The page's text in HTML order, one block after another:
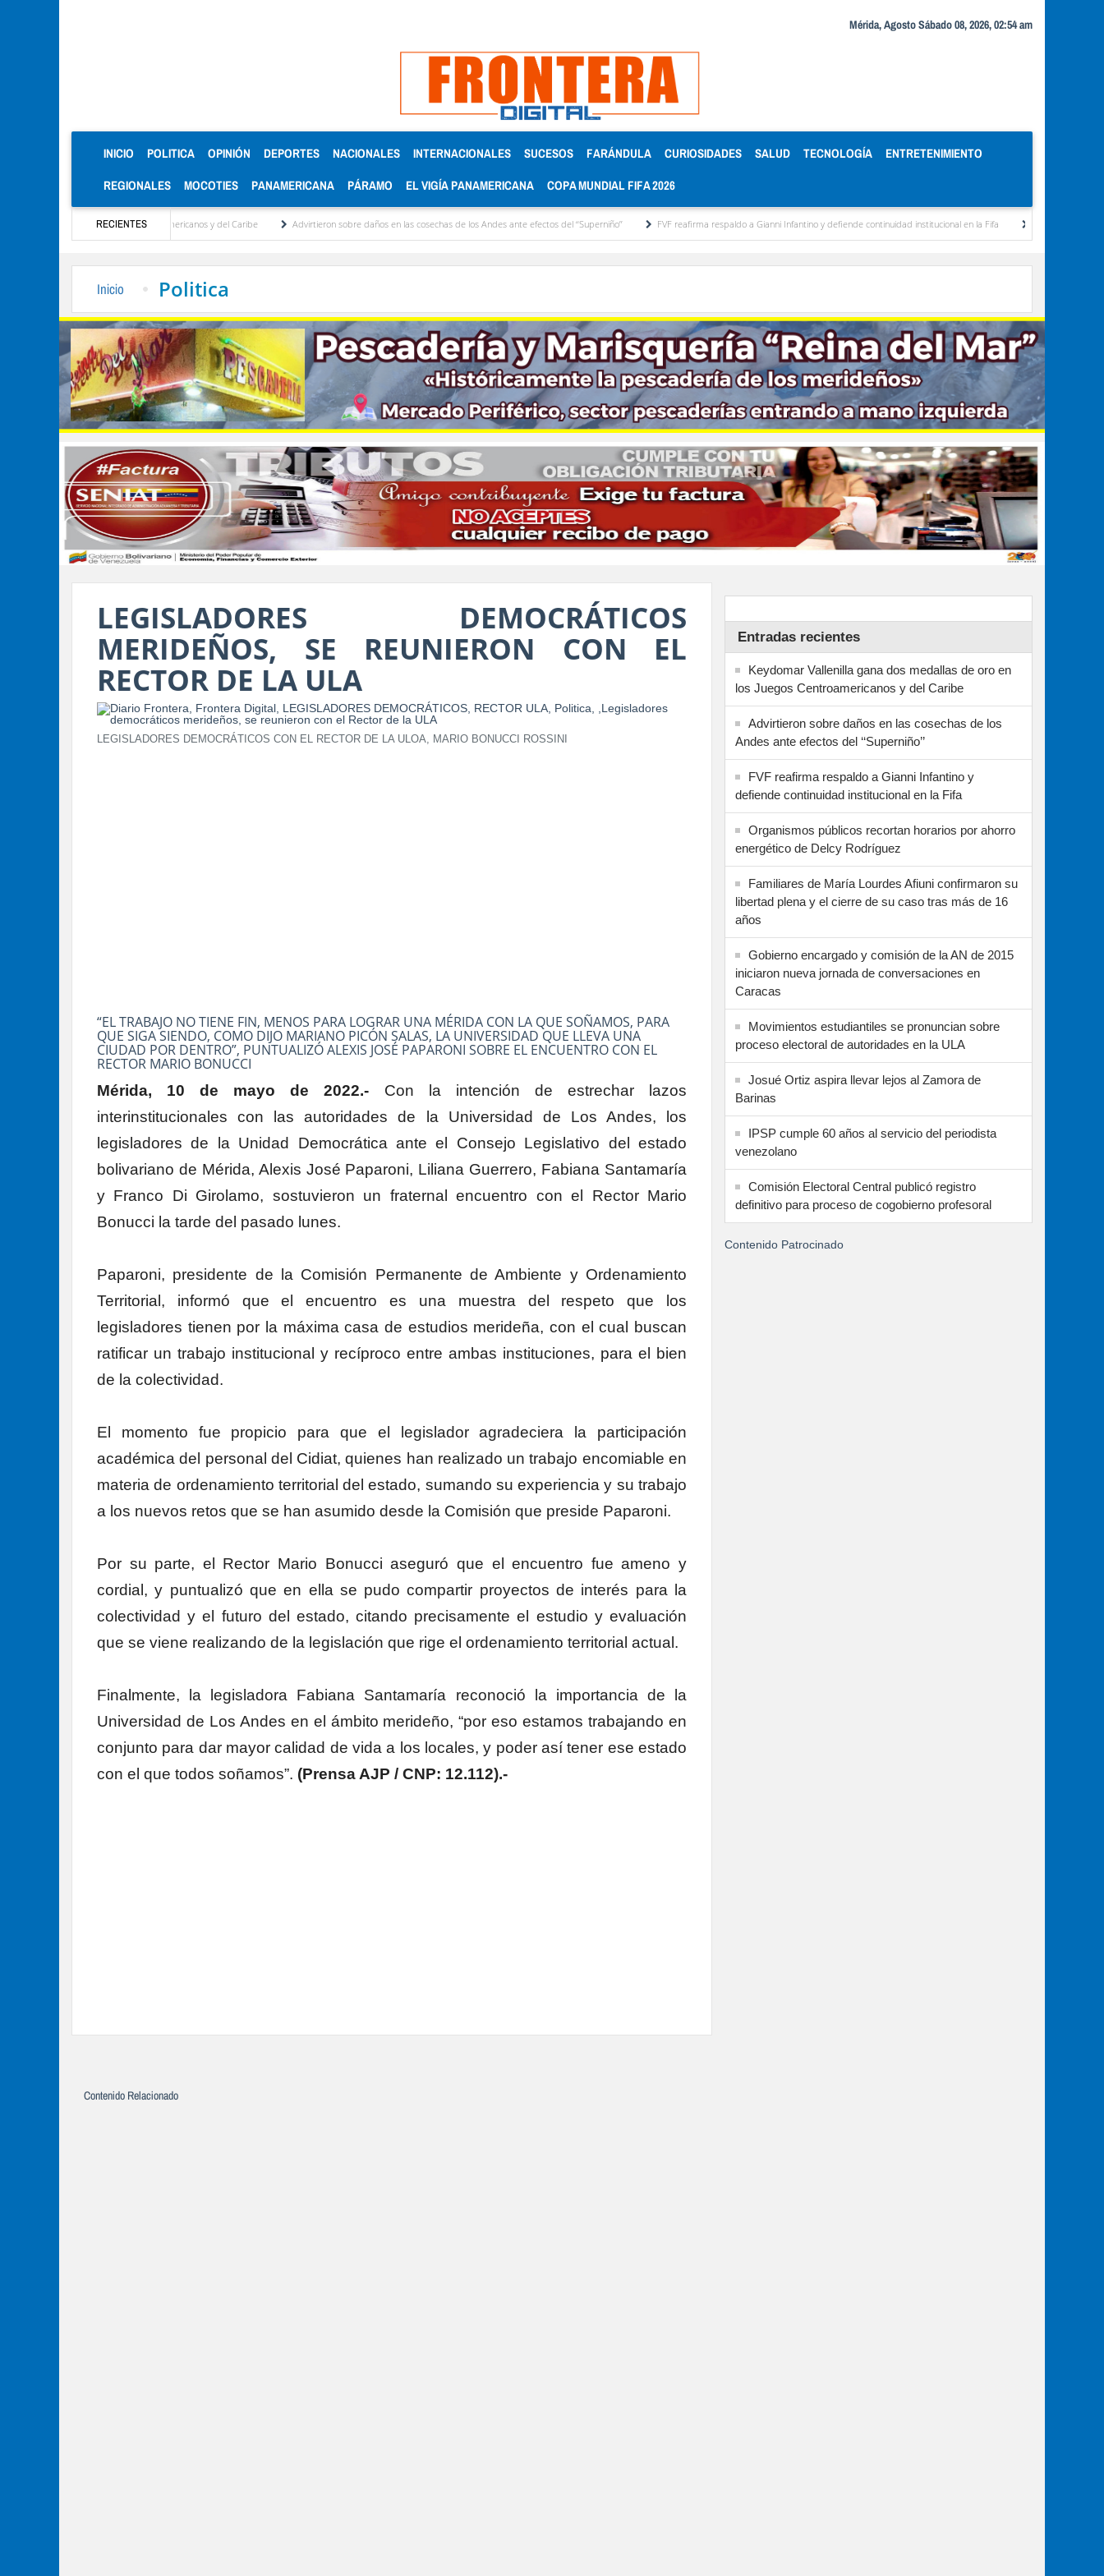
Mérida, Agosto Sábado 08, 2026, 02:54 am
INICIO (CURRENT)
POLITICA OPINIÓN DEPORTES NACIONALES INTERNACIONALES SUCESOS FARÁNDULA CURIOSIDADES SALUD TECNOLOGÍA ENTRETENIMIENTO
REGIONALES MOCOTIES PANAMERICANA PÁRAMO EL VIGÍA PANAMERICANA COPA MUNDIAL FIFA 2026
RECIENTES
de oro en los Juegos Centroamericanos y del Caribe Advirtieron sobre daños en las cosechas de los Andes ante efectos del ‘‘Superniño’’ FVF reafirma respaldo a Gianni Infantino y defiende continuidad institucional en la Fifa Organismos públicos
Inicio Politica
LEGISLADORES DEMOCRÁTICOS
MERIDEÑOS, SE REUNIERON CON EL
RECTOR DE LA ULA
LEGISLADORES DEMOCRÁTICOS CON EL RECTOR DE LA ULOA, MARIO BONUCCI ROSSINI
“EL TRABAJO NO TIENE FIN, MENOS PARA LOGRAR UNA MÉRIDA CON LA QUE SOÑAMOS, PARA
QUE SIGA SIENDO, COMO DIJO MARIANO PICÓN SALAS, LA UNIVERSIDAD QUE LLEVA UNA
CIUDAD POR DENTRO”, PUNTUALIZÓ ALEXIS JOSÉ PAPARONI SOBRE EL ENCUENTRO CON EL
RECTOR MARIO BONUCCI
Mérida, 10 de mayo de 2022.- Con la intención de estrechar lazos
interinstitucionales con las autoridades de la Universidad de Los Andes, los
legisladores de la Unidad Democrática ante el Consejo Legislativo del estado
bolivariano de Mérida, Alexis José Paparoni, Liliana Guerrero, Fabiana Santamaría
y Franco Di Girolamo, sostuvieron un fraternal encuentro con el Rector Mario
Bonucci la tarde del pasado lunes.
Paparoni, presidente de la Comisión Permanente de Ambiente y Ordenamiento
Territorial, informó que el encuentro es una muestra del respeto que los
legisladores tienen por la máxima casa de estudios merideña, con el cual buscan
ratificar un trabajo institucional y recíproco entre ambas instituciones, para el bien
de la colectividad.
El momento fue propicio para que el legislador agradeciera la participación
académica del personal del Cidiat, quienes han realizado un trabajo encomiable en
materia de ordenamiento territorial del estado, sumando su experiencia y su trabajo
a los nuevos retos que se han asumido desde la Comisión que preside Paparoni.
Por su parte, el Rector Mario Bonucci aseguró que el encuentro fue ameno y
cordial, y puntualizó que en ella se pudo compartir proyectos de interés para la
colectividad y el futuro del estado, citando precisamente el estudio y evaluación
que se viene realizando de la legislación que rige el ordenamiento territorial actual.
Finalmente, la legisladora Fabiana Santamaría reconoció la importancia de la
Universidad de Los Andes en el ámbito merideño, “por eso estamos trabajando en
conjunto para dar mayor calidad de vida a los locales, y poder así tener ese estado
con el que todos soñamos”. (Prensa AJP / CNP: 12.112).-
Entradas recientes
Keydomar Vallenilla gana dos medallas de oro en
los Juegos Centroamericanos y del Caribe
Advirtieron sobre daños en las cosechas de los
Andes ante efectos del ‘‘Superniño’’
FVF reafirma respaldo a Gianni Infantino y
defiende continuidad institucional en la Fifa
Organismos públicos recortan horarios por ahorro
energético de Delcy Rodríguez
Familiares de María Lourdes Afiuni confirmaron su
libertad plena y el cierre de su caso tras más de 16
años
Gobierno encargado y comisión de la AN de 2015
iniciaron nueva jornada de conversaciones en
Caracas
Movimientos estudiantiles se pronuncian sobre
proceso electoral de autoridades en la ULA
Josué Ortiz aspira llevar lejos al Zamora de
Barinas
IPSP cumple 60 años al servicio del periodista
venezolano
Comisión Electoral Central publicó registro
definitivo para proceso de cogobierno profesoral
Contenido Patrocinado
Contenido Relacionado